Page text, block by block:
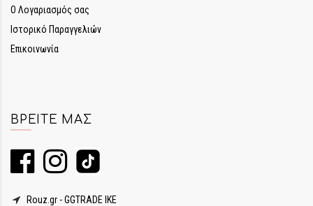
Ο Λογαριασμός σας
Ιστορικό Παραγγελιών
Επικοινωνία
ΒΡΕΊΤΕ ΜΑΣ
Rouz.gr - GGTRADE IKE